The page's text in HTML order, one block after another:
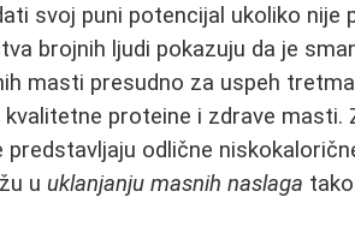
svoj puni potencijal ukoliko nije
brojnih ljudi pokazuju da je
masti presudno za uspeh
proteine i zdrave masti.
odlične
u uklanjanju masnih naslaga